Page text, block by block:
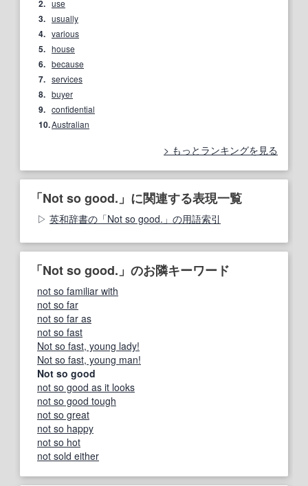
2. use
3. usually
4. various
5. house
6. because
7. services
8. buyer
9. confidential
10.Australian
もっとランキングを見る
「Not so good.」に関連する表現一覧
英和辞書の「Not so good.」の用語索引
「Not so good.」のお隣キーワード
not so familiar with
not so far
not so far as
not so fast
Not so fast, young lady!
Not so fast, young man!
Not so good
not so good as it looks
not so good tough
not so great
not so happy
not so hot
not sold either